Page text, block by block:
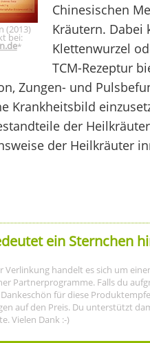
(2013)
bei:
*
Chinesischen
Kräutern. Dabei
Klettenwurzel
TCM-Rezeptur
Zungen- und
Krankheitsbild
der
der Heilkräuter
ein Sternchen
Verlinkung handelt es sich um
Partnerprogramme. Falls du
für diese
auf den Preis. Du unterstützt
Vielen Dank :-)